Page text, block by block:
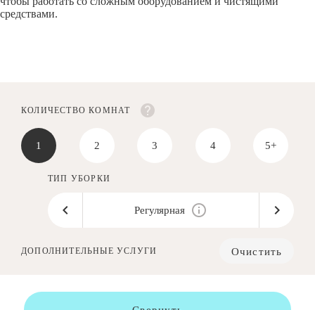
средствами.
КОЛИЧЕСТВО КОМНАТ
1 2 3 4 5+
ТИП УБОРКИ
Регулярная
ДОПОЛНИТЕЛЬНЫЕ УСЛУГИ Очистить